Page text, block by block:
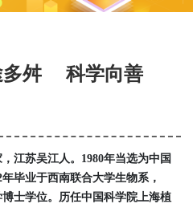
舛 科学向善
苏吴江人。1980年当选为中国
毕业于西南联合大学生物系，
士学位。历任中国科学院上海植